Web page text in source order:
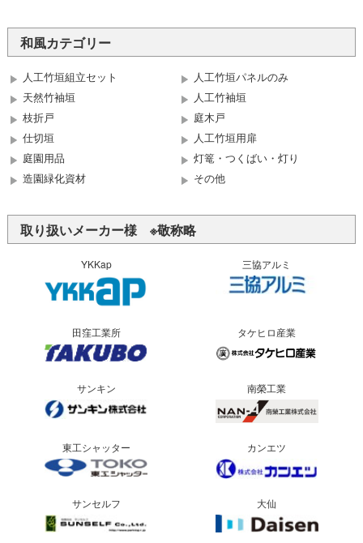
和風カテゴリー
人工竹垣組立セット
人工竹垣パネルのみ
天然竹袖垣
人工竹袖垣
枝折戸
庭木戸
仕切垣
人工竹垣用扉
庭園用品
灯篭・つくばい・灯り
造園緑化資材
その他
取り扱いメーカー様 ※敬称略
YKKap 三協アルミ
田窪工業所 タケヒロ産業
サンキン 南榮工業
東工シャッター カンエツ
サンセルフ 大仙